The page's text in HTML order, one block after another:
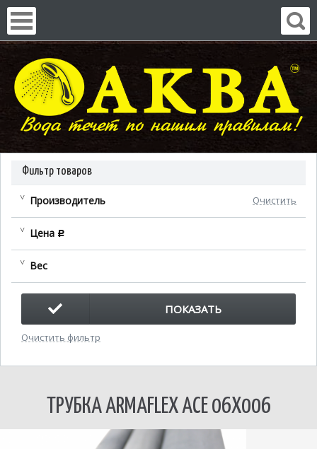
Фильтр товаров
Производитель Очистить
Цена c
Вес
ПОКАЗАТЬ
Очистить фильтр
ТРУБКА ARMAFLEX ACE 06Х006